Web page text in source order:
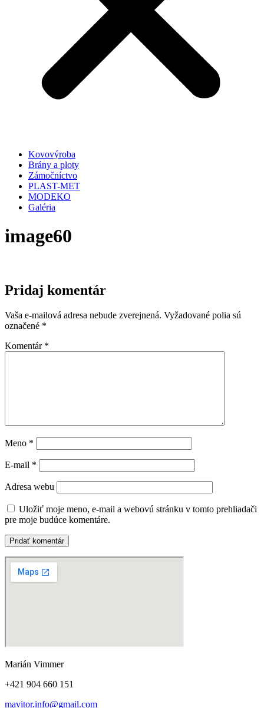
Kovovýroba
Brány a ploty
Zámočníctvo
PLAST-MET
MODEKO
Galéria
image60
Pridaj komentár
Vaša e-mailová adresa nebude zverejnená. Vyžadované polia sú
označené *
Komentár *
Meno *
E-mail *
Adresa webu
Uložiť moje meno, e-mail a webovú stránku v tomto prehliadači
pre moje budúce komentáre.
Marián Vimmer
+421 904 660 151
mavitor.info@gmail.com